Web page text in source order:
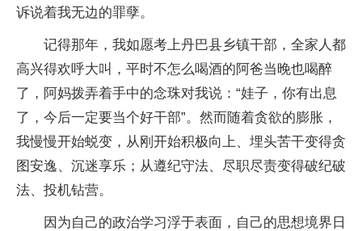
诉说着我无边的罪孽。
记得那年，我如愿考上丹巴县乡镇干部，全家人都
高兴得欢呼大叫，平时不怎么喝酒的阿爸当晚也喝醉
了，阿妈拨弄着手中的念珠对我说：“娃子，你有出息
了，今后一定要当个好干部”。然而随着贪欲的膨胀，
我慢慢开始蜕变，从刚开始积极向上、埋头苦干变得贪
图安逸、沉迷享乐；从遵纪守法、尽职尽责变得破纪破
法、投机钻营。
因为自己的政治学习浮于表面，自己的思想境界日